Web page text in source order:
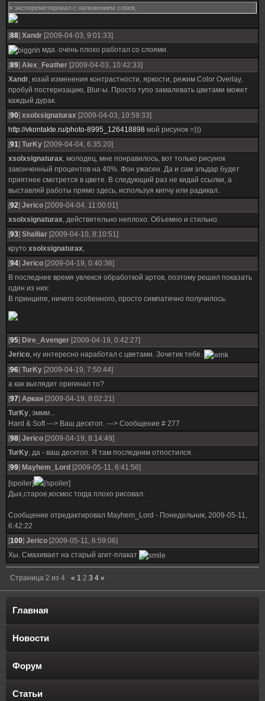
я экспереметировал с наложением слоев,
[88] Xandr [2009-04-03, 9:01:33]
мда. очень плохо работал со слоями.
[89] Alex_Feather [2009-04-03, 10:42:33]
Xandr, юзай изменения контрастности, яркости, режим Color Overlay,
пробуй постеризацию, Blur-ы. Просто тупо замалевать цветами может
каждый дурак.
[90] xsolxsignaturax [2009-04-03, 10:59:33]
http://vkontakte.ru/photo-8995_126418898 мой рисунок =)))
[91] TurKy [2009-04-04, 6:35:20]
xsolxsignaturax, молодец, мне понравилось, вот только рисунок
законченный процентов на 40%. Фон ужасен. Да и сам эльдар будет
приятнее смотрется в цвете. В следующий раз не кидай ссылки, а
выставляй работы прямо здесь, используя кипчу или радикал.
[92] Jerico [2009-04-04, 11:00:01]
xsolxsignaturax, действительно неплохо. Объемно и стильно.
[93] Shalliar [2009-04-10, 8:10:51]
круто xsolxsignaturax,
[94] Jerico [2009-04-19, 0:40:36]
В последнее время увлекся обработкой артов, поэтому решил показать
один из них:
В принципе, ничего особенного, просто симпатично получилось:
[95] Dire_Avenger [2009-04-19, 0:42:27]
Jerico, ну интересно наработал с цветами. Зочетик тебе.
[96] TurKy [2009-04-19, 7:50:44]
а как выглядит оригинал то?
[97] Аркан [2009-04-19, 8:02:21]
TurKy, эммм...
Hard & Soft ---> Ваш десктоп. ---> Сообщение # 277
[98] Jerico [2009-04-19, 8:14:49]
TurKy, да - ваш десктоп. Я там последним отпостился.
[99] Mayhem_Lord [2009-05-11, 6:41:56]
[spoiler]
[/spoiler]
Дых,старое,космос тогда плохо рисовал.
Сообщение отредактировал Mayhem_Lord - Понедельник, 2009-05-11,
6:42:22
[100] Jerico [2009-05-11, 6:59:06]
Хы. Смахивает на старый агит-плакат
Страница 2 из 4 « 1 2 3 4 »
Главная
Новости
Форум
Статьи